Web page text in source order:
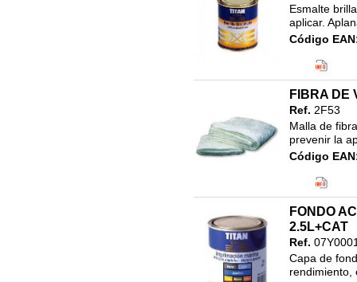
Esmalte
aplicar.
Código
17.LINEA
750ML
FIBRA DE
Ref. 2F53
Malla de
prevenir la
Código
17.LINEA
RESINA DE
FONDO
2.5L+CAT
Ref.
Capa de
rendimiento,